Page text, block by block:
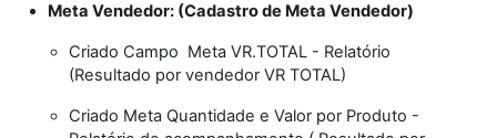
Meta Vendedor: (Cadastro de Meta Vendedor)
Criado Campo Meta VR.TOTAL - Relatório
(Resultado por vendedor VR TOTAL)
Criado Meta Quantidade e Valor por Produto -